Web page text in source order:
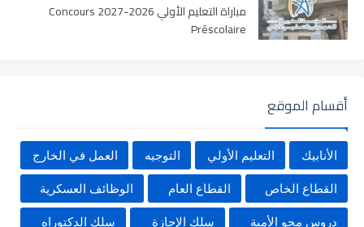
مباراة التعليم الأولي 2026-2027 Concours
Préscolaire
أقسام الموقع
الأنابيك التعليم الأولي التوجيه العمل في الخارج
القطاع الخاص القطاع العام الوظائف العسكرية
دروس محو الأمية سلك الإجازة سلك الدكتوراه